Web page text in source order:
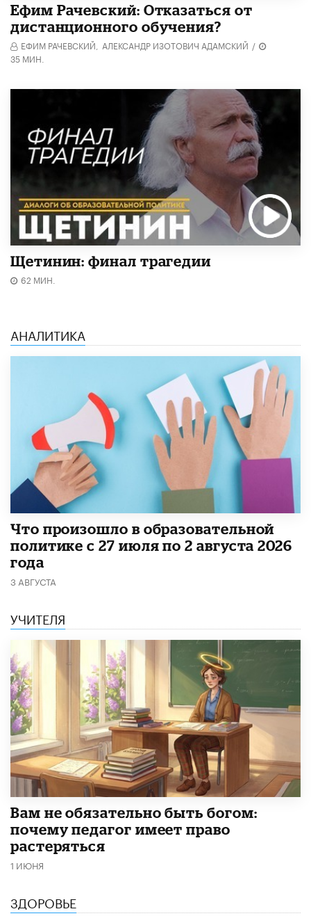
Ефим Рачевский: Отказаться от
дистанционного обучения?
ЕФИМ РАЧЕВСКИЙ, АЛЕКСАНДР ИЗОТОВИЧ АДАМСКИЙ /
35 МИН.
Щетинин: финал трагедии
62 МИН.
АНАЛИТИКА
​Что произошло в образовательной
политике с 27 июля по 2 августа 2026
года
3 АВГУСТА
УЧИТЕЛЯ
​Вам не обязательно быть богом:
почему педагог имеет право
растеряться
1 ИЮНЯ
ЗДОРОВЬЕ